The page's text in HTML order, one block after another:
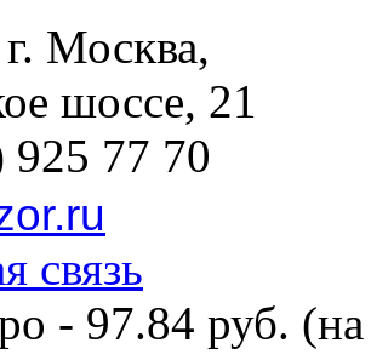
Москва,
шоссе, 21
925 77 70
связь
- 97.84 руб.